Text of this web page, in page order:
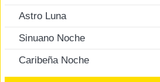
Astro Luna
Sinuano Noche
Caribeña Noche